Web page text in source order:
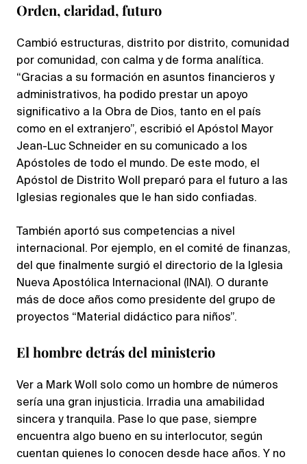
Orden, claridad, futuro
Cambió estructuras, distrito por distrito, comunidad
por comunidad, con calma y de forma analítica.
“Gracias a su formación en asuntos financieros y
administrativos, ha podido prestar un apoyo
significativo a la Obra de Dios, tanto en el país
como en el extranjero”, escribió el Apóstol Mayor
Jean-Luc Schneider en su comunicado a los
Apóstoles de todo el mundo. De este modo, el
Apóstol de Distrito Woll preparó para el futuro a las
Iglesias regionales que le han sido confiadas.
También aportó sus competencias a nivel
internacional. Por ejemplo, en el comité de finanzas,
del que finalmente surgió el directorio de la Iglesia
Nueva Apostólica Internacional (INAI). O durante
más de doce años como presidente del grupo de
proyectos “Material didáctico para niños”.
El hombre detrás del ministerio
Ver a Mark Woll solo como un hombre de números
sería una gran injusticia. Irradia una amabilidad
sincera y tranquila. Pase lo que pase, siempre
encuentra algo bueno en su interlocutor, según
cuentan quienes lo conocen desde hace años. Y no